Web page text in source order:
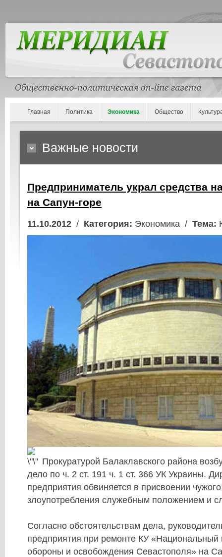
Главная Политика Экономика Общество
Важные новости
Предприниматель украл средства
на Сапун-горе
11.10.2012 / Категория: Экономика / Тема:
Прокуратурой Балаклавского района
дело по ч. 2 ст. 191 ч. 1 ст. 366 УК Украины.
предприятия обвиняется в присвоении
злоупотребления служебным положением и
Согласно обстоятельствам дела,
предприятия при ремонте КУ «Национальный
обороны и освобождения Севастополя» на